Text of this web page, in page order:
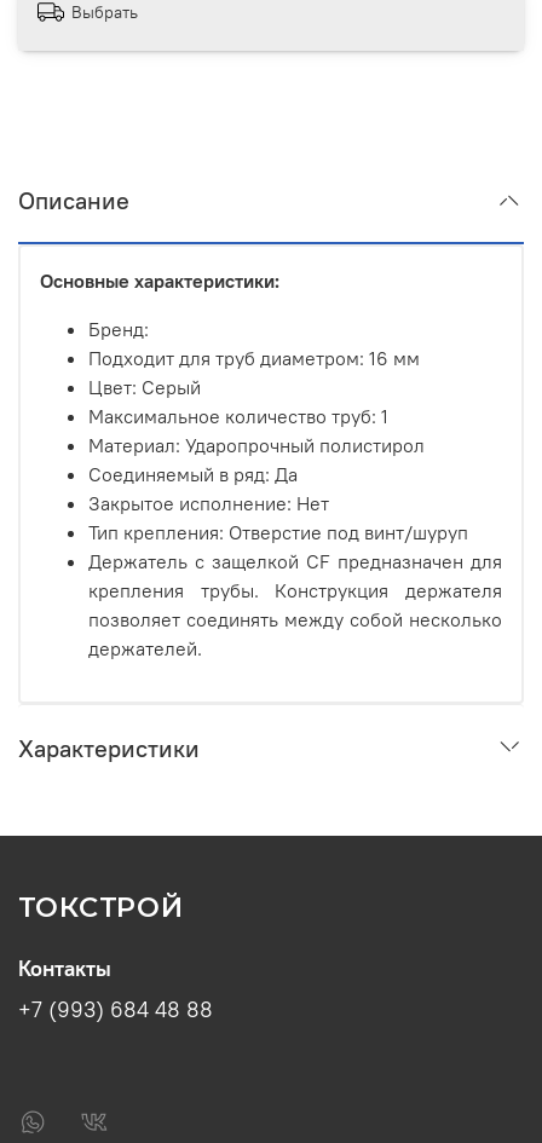
Выбрать
Описание
Основные характеристики:
Бренд:
Подходит для труб диаметром: 16 мм
Цвет: Серый
Максимальное количество труб: 1
Материал: Ударопрочный полистирол
Соединяемый в ряд: Да
Закрытое исполнение: Нет
Тип крепления: Отверстие под винт/шуруп
Держатель с защелкой CF предназначен для
крепления трубы. Конструкция держателя
позволяет соединять между собой несколько
держателей.
Характеристики
ТОКСТРОЙ
Контакты
+7 (993) 684 48 88